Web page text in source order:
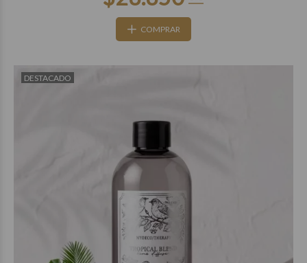
COMPRAR
DESTACADO